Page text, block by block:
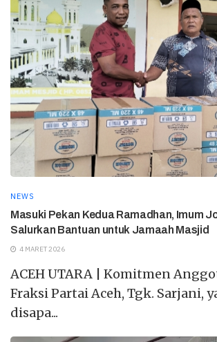
NEWS
Masuki Pekan Kedua Ramadhan, Imum
Salurkan Bantuan untuk Jamaah Masjid
4 MARET 2026
ACEH UTARA | Komitmen
Fraksi Partai Aceh, Tgk. Sarjani,
disapa...